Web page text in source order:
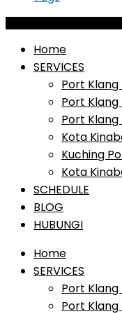
Home
SERVICES
Port Klang
Port Klang
Port Klang
Kota
Kuching
Kota
SCHEDULE
BLOG
HUBUNGI
Home
SERVICES
Port Klang
Port Klang